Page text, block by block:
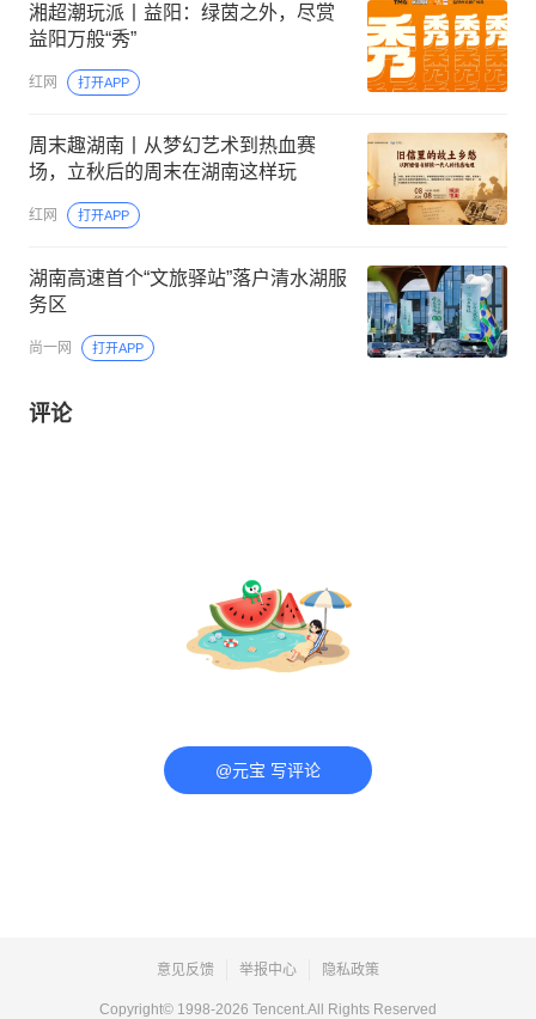
湘超潮玩派丨益阳：绿茵之外，尽赏
益阳万般“秀”
红网 打开APP
周末趣湖南丨从梦幻艺术到热血赛
场，立秋后的周末在湖南这样玩
红网 打开APP
湖南高速首个“文旅驿站”落户清水湖服
务区
尚一网 打开APP
评论
@元宝 写评论
意见反馈 举报中心 隐私政策
Copyright© 1998-2026 Tencent.All Rights Reserved